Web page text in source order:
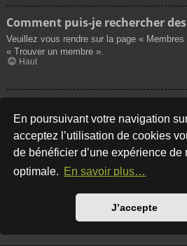
En poursuivant votre navigation
acceptez l’utilisation de cookies
de bénéficier d’une expérience de
optimale. En savoir plus…
J’accepte
Comment puis-je rechercher
Veuillez vous rendre sur la page «
« Trouver un membre ».
Haut
Comment puis-je retrouver
sujets ?
Vos propres messages peuvent être
« Afficher vos messages » dans le
soit en cliquant sur le lien « Rechercher les
sur la page de votre propre profil ou soit en
« Raccourcis » situé sur la partie
recherche de vos propres sujets, utilisez la
remplissez convenablement les options qui